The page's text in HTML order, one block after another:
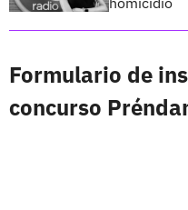
Formulario de
concurso